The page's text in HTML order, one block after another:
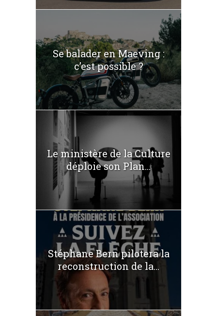
Se balader en Maeving :
c’est possible ?
Le ministère de la Culture
déploie son Plan...
Stéphane Bern pilotera la
reconstruction de la...